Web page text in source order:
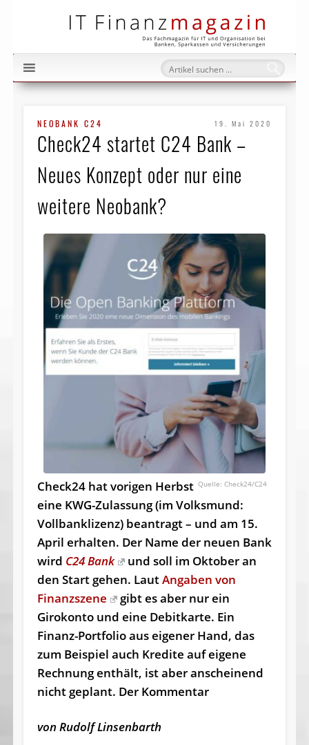
NEOBANK C24 19. Mai 2020
Check24 startet C24 Bank –
Neues Konzept oder nur eine
weitere Neobank?
Check24/C24
Check24 hat vorigen Herbst
eine KWG-Zulassung (im Volksmund:
Vollbanklizenz) beantragt – und am 15.
April erhalten. Der Name der neuen Bank
wird C24 Bank
und soll im Oktober an
den Start gehen. LautAngaben von
Finanzszene
gibt es aber nur ein
Girokonto und eine Debitkarte. Ein
Finanz-Portfolio aus eigener Hand, das
zum Beispiel auch Kredite auf eigene
Rechnung enthält, ist aber anscheinend
nicht geplant. Der Kommentar
von Rudolf Linsenbarth